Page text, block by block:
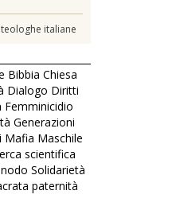
italiane
Bibbia Chiesa
Dialogo Diritti
Femminicidio
Generazioni
Mafia Maschile
scientifica
Solidarietà
paternità